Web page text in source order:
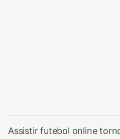
Assistir futebol online